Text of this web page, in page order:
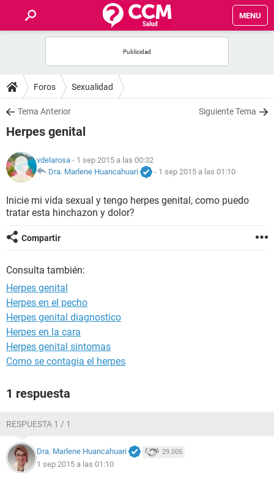
MENU
FOROS
SALUD
FAMILIA
NUTRICIÓN
BIENESTAR
SEXUALIDAD
GLOSARIO
Foros Sexualidad
Tema Anterior Siguiente Tema
Herpes genital
vdelarosa - 1 sep 2015 a las 00:32
Dra. Marlene Huancahuari
- 1 sep 2015 a las 01:10
Inicie mi vida sexual y tengo herpes genital, como puedo
tratar esta hinchazon y dolor?
Compartir
Consulta también:
Herpes genital
Herpes en el pecho
Herpes genital diagnostico
Herpes en la cara
Herpes genital sintomas
Como se contagia el herpes
1 respuesta
RESPUESTA 1 / 1
Dra. Marlene Huancahuari 29.005
1 sep 2015 a las 01:10